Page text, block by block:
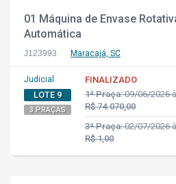
01 Máquina de Envase
Automática
J123993 Maracajá, SC
Judicial
LOTE 9
3 PRAÇAS
FINALIZADO
1ª Praça:09/06/2026
R$ 74.070,00
3ª Praça:02/07/2026
R$ 1,00